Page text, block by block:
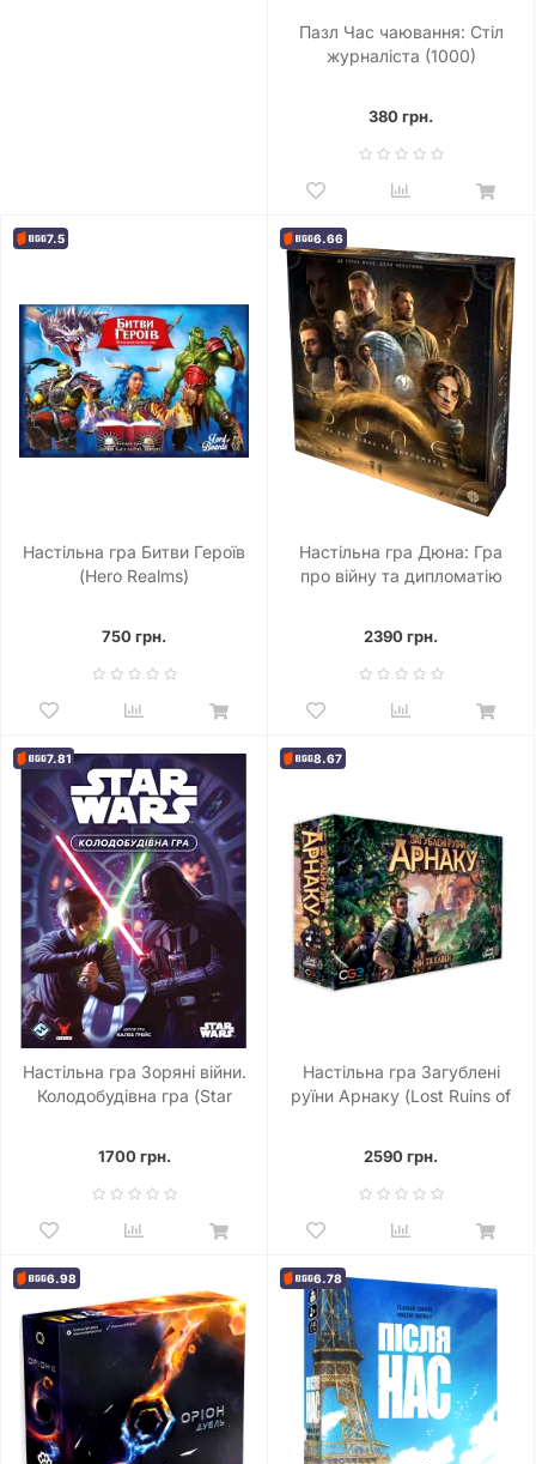
Пазл Час чаювання: Стіл
журналіста (1000)
380 грн.
7.5
Настільна гра Битви Героїв
(Hero Realms)
750 грн.
6.66
Настільна гра Дюна: Гра
про війну та дипломатію
2390 грн.
7.81
Настільна гра Зоряні війни.
Колодобудівна гра (Star
1700 грн.
8.67
Настільна гра Загублені
руїни Арнаку (Lost Ruins of
2590 грн.
6.98 6.78